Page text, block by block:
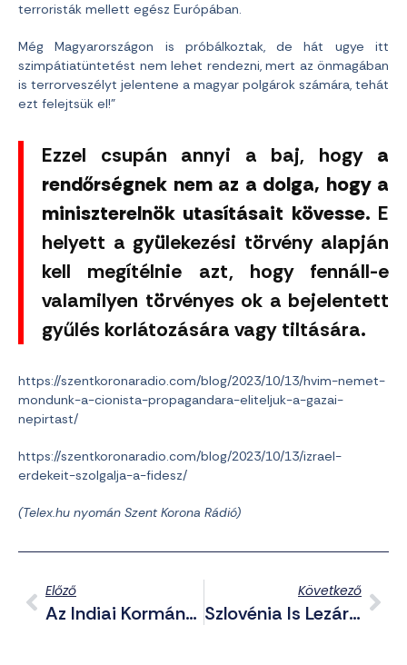
terroristák mellett egész Európában.
Még Magyarországon is próbálkoztak, de hát ugye itt
szimpátiatüntetést nem lehet rendezni, mert az önmagában
is terrorveszélyt jelentene a magyar polgárok számára, tehát
ezt felejtsük el!”
Ezzel csupán annyi a baj, hogya
rendőrségnek nem az a dolga, hogy a
miniszterelnök utasításait kövesse. E
helyett a gyülekezési törvény alapján
kell megítélnie azt, hogy fennáll-e
valamilyen törvényes ok a bejelentett
gyűlés korlátozására vagy tiltására.
https://szentkoronaradio.com/blog/2023/10/13/hvim-nemet-
mondunk-a-cionista-propagandara-eliteljuk-a-gazai-
nepirtast/
https://szentkoronaradio.com/blog/2023/10/13/izrael-
erdekeit-szolgalja-a-fidesz/
(Telex.hu nyomán Szent Korona Rádió)
Előző
Az Indiai Kormány Is Nemet Mondott Az LMBTQP-Lobbira És A Degenerált Házasságokra
Következő
Szlovénia Is Lezárja Keleti Határait A Veszélyes És Agresszív Migránsbűnözők Miatt